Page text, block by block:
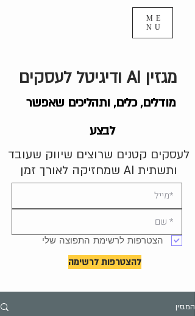
ME
NU
מגזין AI ודיגיטל לעסקים
מודלים, כלים, ותהליכים שאפשר
לבצע
לעסקים קטנים שרוצים שיווק שעובד
ותשתית AI שמחזיקה לאורך זמן
הצטרפות לרשימת התפוצה שלי
להצטרפות לרשימה
המגזין